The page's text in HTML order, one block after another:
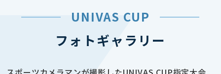
UNIVAS CUP
フォトギャラリー